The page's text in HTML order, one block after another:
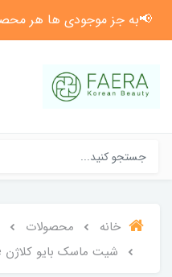
📢به جز موجودی ها هر
خانه محصولات
شیت ماسک بایو کلاژن Biodance